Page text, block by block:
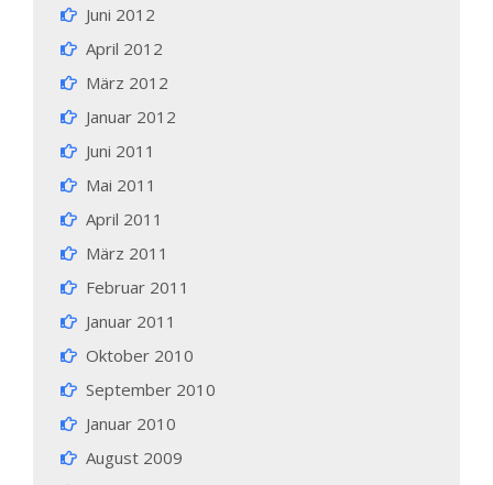
Juni 2012
April 2012
März 2012
Januar 2012
Juni 2011
Mai 2011
April 2011
März 2011
Februar 2011
Januar 2011
Oktober 2010
September 2010
Januar 2010
August 2009